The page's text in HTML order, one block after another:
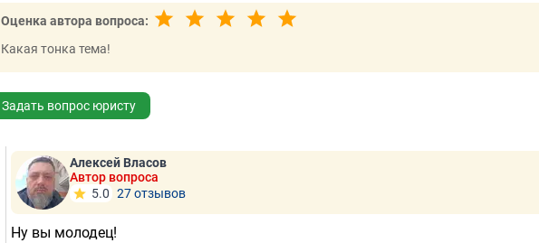
Оценка автора вопроса:
Какая тонка тема!
Задать вопрос юристу
Алексей Власов
Автор вопроса
5.0 27 отзывов
Ну вы молодец!